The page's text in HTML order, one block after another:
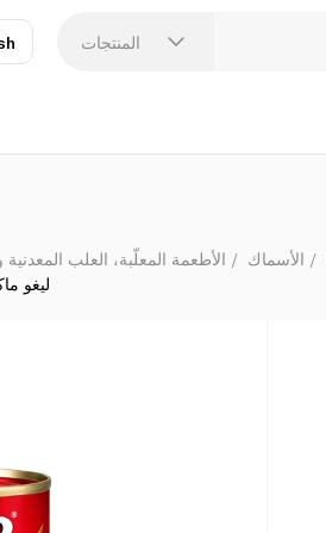
المنتجات
الأطعمة المعلّبة، العلب المعدنية الأسماك
ليغو